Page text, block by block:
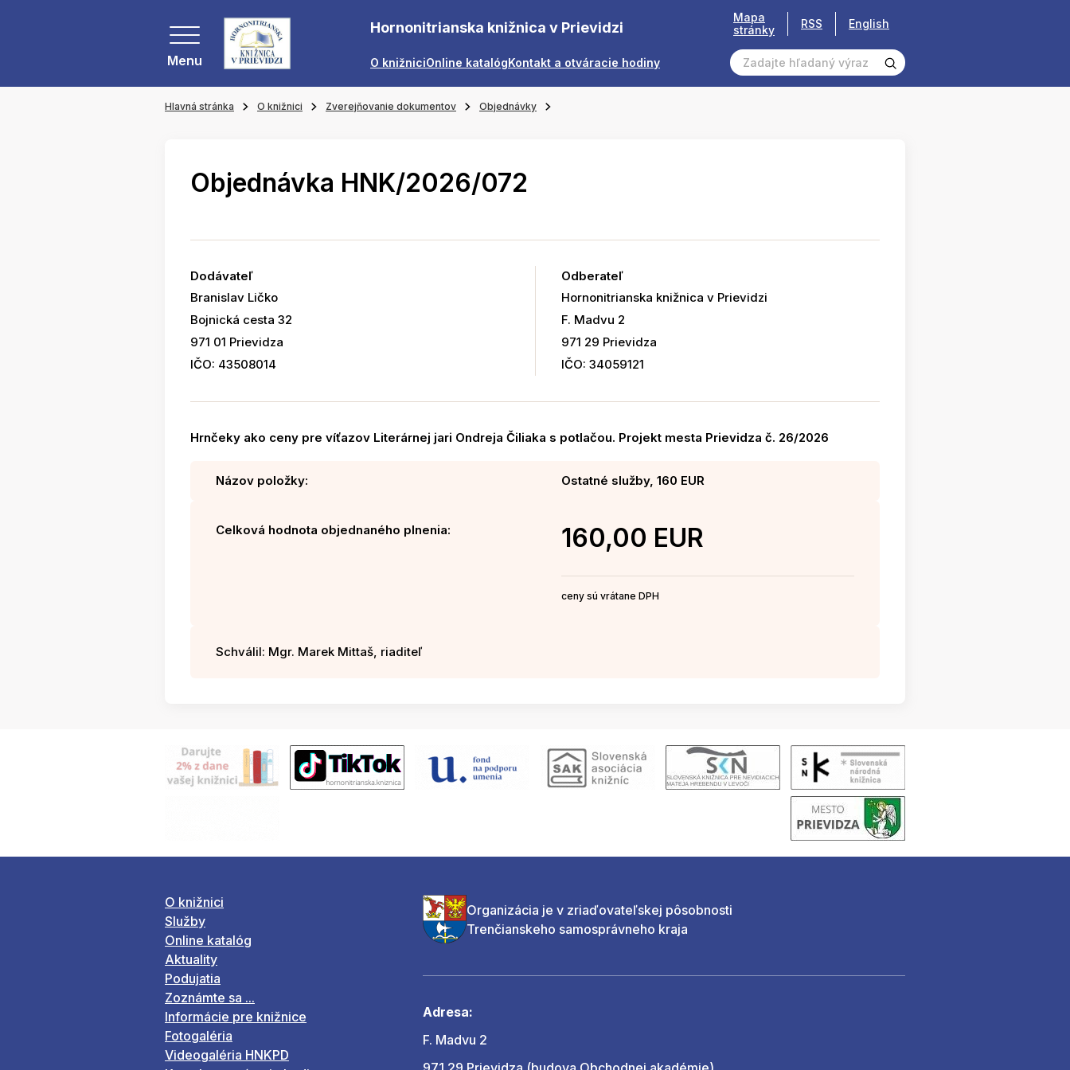
Menu
Hornonitrianska knižnica v Prievidzi
O knižniciOnline katalógKontakt a otváracie hodiny
Mapa
stránky
RSS English
Hlavná stránka O knižnici Zverejňovanie dokumentov Objednávky
Objednávka HNK/2026/072
Dodávateľ
Branislav Ličko
Bojnická cesta 32
971 01 Prievidza
IČO: 43508014
Odberateľ
Hornonitrianska knižnica v Prievidzi
F. Madvu 2
971 29 Prievidza
IČO: 34059121
Hrnčeky ako ceny pre víťazov Literárnej jari Ondreja Čiliaka s potlačou. Projekt mesta Prievidza č. 26/2026
Názov položky: Ostatné služby, 160 EUR
Celková hodnota objednaného plnenia: 160,00 EUR
ceny sú vrátane DPH
Schválil: Mgr. Marek Mittaš, riaditeľ
O knižnici
Služby
Online katalóg
Aktuality
Podujatia
Zoznámte sa ...
Informácie pre knižnice
Fotogaléria
Videogaléria HNKPD
Organizácia je v zriaďovateľskej pôsobnosti
Trenčianskeho samosprávneho kraja
Adresa:
F. Madvu 2